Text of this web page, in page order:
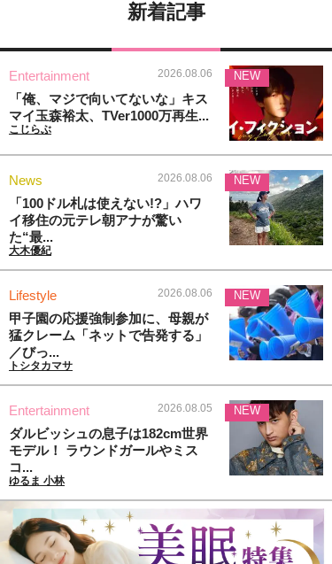
新着記事
Entertainment 2026.08.06
「俺、マジで向いてないな」キス
マイ玉森裕太、TVer1000万再生...
こじらぶ
NEW
News 2026.08.06
「100ドル札は使えない!?」ハワ
イ移住の元テレ朝アナが驚い
た“最...
大木優紀
NEW
Lifestyle 2026.08.06
甲子園の応援強制参加に、母親が
猛クレーム「ネットで告発する」
／びっ...
トシタカマサ
NEW
Entertainment 2026.08.05
ダルビッシュの息子は182cm世界
モデル！ ラウンドガールやミス
コ...
ゆるま 小林
NEW